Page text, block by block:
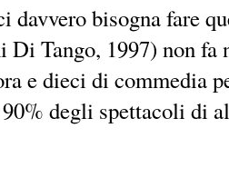
davvero bisogna fare
Di Tango, 1997) non fa
e dieci di commedia
degli spettacoli di